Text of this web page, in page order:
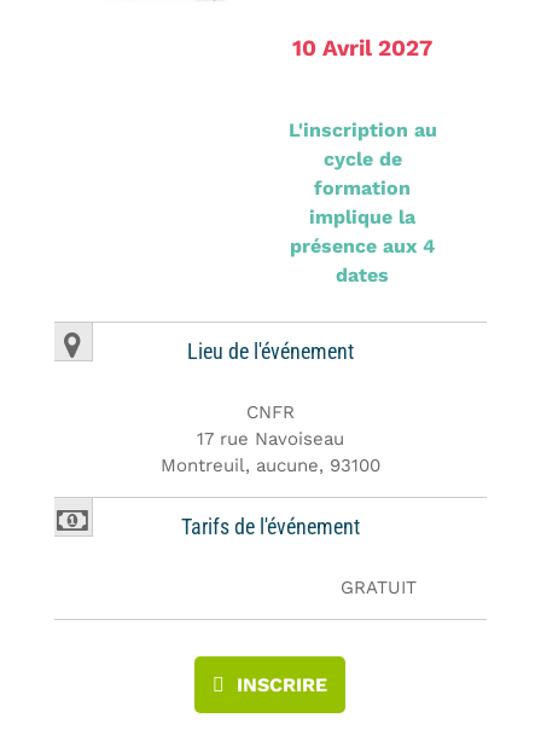
10 Avril 2027
L'inscription au
cycle de
formation
implique la
présence aux 4
dates
Lieu de l'événement
CNFR
17 rue Navoiseau
Montreuil, aucune, 93100
Tarifs de l'événement
GRATUIT
INSCRIRE